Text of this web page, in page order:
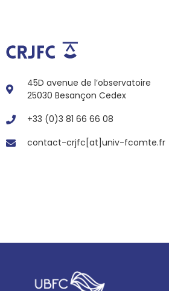
45D avenue de l’observatoire
25030 Besançon Cedex
+33 (0)3 81 66 66 08
contact-crjfc[at]univ-fcomte.fr